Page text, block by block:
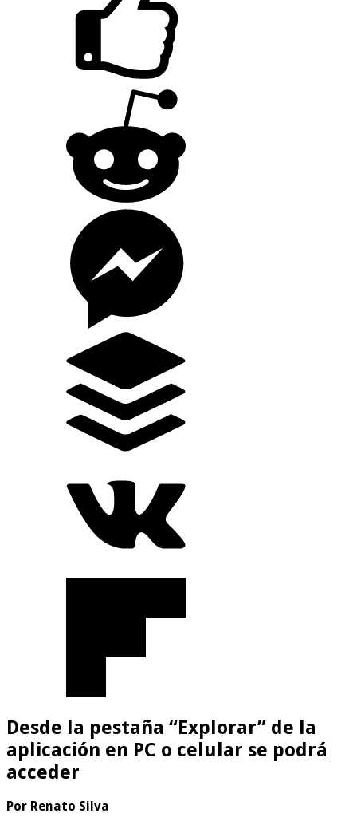
Desde la pestaña “Explorar” de la
aplicación en PC o celular se podrá
acceder
Por Renato Silva